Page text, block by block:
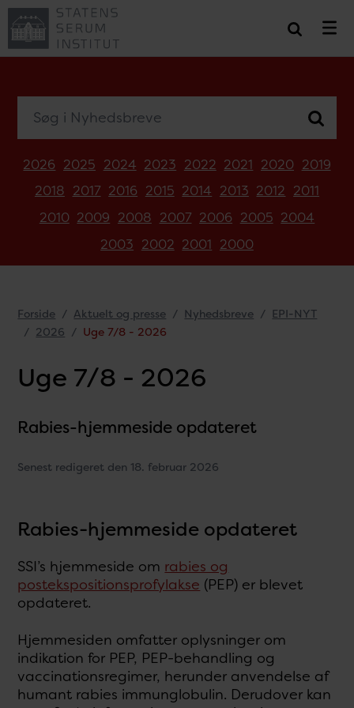
2026 2025 2024 2023 2022 2021 2020 2019
2018 2017 2016 2015 2014 2013 2012 2011
2010 2009 2008 2007 2006 2005 2004
2003 2002 2001 2000
Forside Aktuelt og presse Nyhedsbreve
EPI-NYT
2026
Uge 7/8 - 2026
Uge 7/8 - 2026
Rabies-hjemmeside opdateret
Senest redigeret den 18. februar 2026
Rabies-hjemmeside opdateret
SSI’s hjemmeside om rabies og
postekspositionsprofylakse (PEP) er blevet
opdateret.
Hjemmesiden omfatter oplysninger om
indikation for PEP, PEP-behandling og
vaccinationsregimer, herunder anvendelse af
humant rabies immunglobulin. Derudover kan